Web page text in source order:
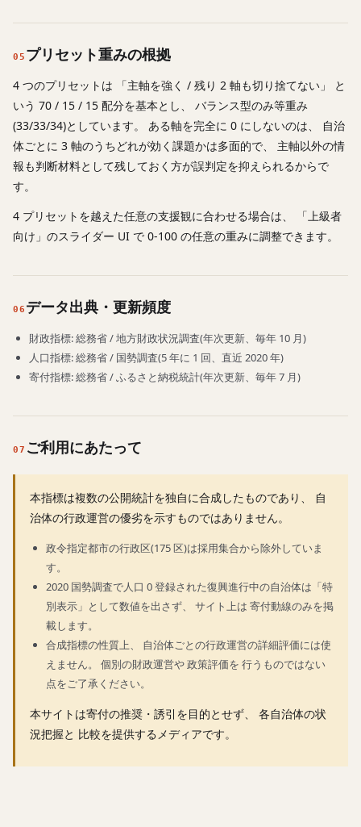
05 プリセット重みの根拠
4 つのプリセットは 「主軸を強く / 残り 2 軸も切り捨てない」 と
いう 70 / 15 / 15 配分を基本とし、 バランス型のみ等重み
(33/33/34)としています。 ある軸を完全に 0 にしないのは、 自治
体ごとに 3 軸のうちどれが効く課題かは多面的で、 主軸以外の情
報も判断材料として残しておく方が誤判定を抑えられるからで
す。
4 プリセットを越えた任意の支援観に合わせる場合は、 「上級者
向け」のスライダー UI で 0-100 の任意の重みに調整できます。
06 データ出典・更新頻度
財政指標: 総務省 / 地方財政状況調査(年次更新、毎年 10 月)
人口指標: 総務省 / 国勢調査(5 年に 1 回、直近 2020 年)
寄付指標: 総務省 / ふるさと納税統計(年次更新、毎年 7 月)
07 ご利用にあたって
本指標は複数の公開統計を独自に合成したものであり、 自
治体の行政運営の優劣を示すものではありません。
政令指定都市の行政区(175 区)は採用集合から除外していま
す。
2020 国勢調査で人口 0 登録された復興進行中の自治体は「特
別表示」として数値を出さず、 サイト上は 寄付動線のみを掲
載します。
合成指標の性質上、 自治体ごとの行政運営の詳細評価には使
えません。 個別の財政運営や 政策評価を 行うものではない
点をご了承ください。
本サイトは寄付の推奨・誘引を目的とせず、 各自治体の状
況把握と 比較を提供するメディアです。